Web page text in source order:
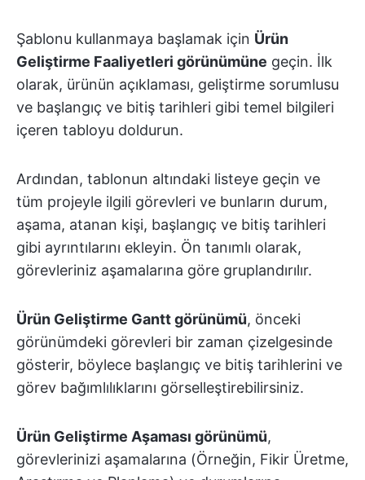
Şablonu kullanmaya başlamak için Ürün
Geliştirme Faaliyetleri görünümüne geçin. İlk
olarak, ürünün açıklaması, geliştirme sorumlusu
ve başlangıç ve bitiş tarihleri gibi temel bilgileri
içeren tabloyu doldurun.
Ardından, tablonun altındaki listeye geçin ve
tüm projeyle ilgili görevleri ve bunların durum,
aşama, atanan kişi, başlangıç ve bitiş tarihleri
gibi ayrıntılarını ekleyin. Ön tanımlı olarak,
görevleriniz aşamalarına göre gruplandırılır.
Ürün Geliştirme Gantt görünümü, önceki
görünümdeki görevleri bir zaman çizelgesinde
gösterir, böylece başlangıç ve bitiş tarihlerini ve
görev bağımlılıklarını görselleştirebilirsiniz.
Ürün Geliştirme Aşaması görünümü,
görevlerinizi aşamalarına (Örneğin, Fikir Üretme,